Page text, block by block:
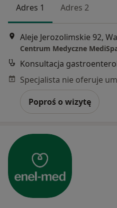
Adres 1 Adres 2
Aleje Jerozolimskie 92,
Centrum Medyczne
Konsultacja
Poproś o wizytę